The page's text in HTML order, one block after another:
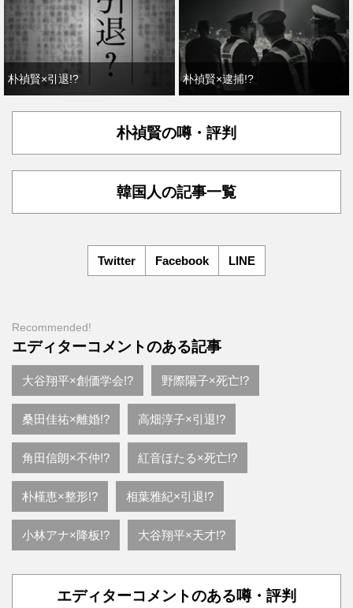
朴禎賢×引退!? 朴禎賢×逮捕!?
朴禎賢の噂・評判
韓国人の記事一覧
Twitter Facebook LINE
Recommended!
エディターコメントのある記事
大谷翔平×創価学会!? 野際陽子×死亡!?
桑田佳祐×離婚!? 高畑淳子×引退!?
角田信朗×不仲!? 紅音ほたる×死亡!?
朴槿恵×整形!? 相葉雅紀×引退!?
小林アナ×降板!? 大谷翔平×天才!?
エディターコメントのある噂・評判